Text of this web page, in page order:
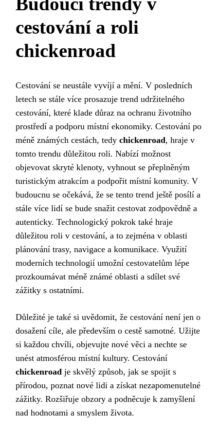
cestování a roli
chickenroad
Cestování se neustále vyvíjí a mění. V posledních
letech se stále více prosazuje trend udržitelného
cestování, které klade důraz na ochranu životního
prostředí a podporu místní ekonomiky. Cestování po
méně známých cestách, tedy chickenroad, hraje v
tomto trendu důležitou roli. Nabízí možnost
objevovat skryté klenoty, vyhnout se přeplněným
turistickým atrakcím a podpořit místní komunity. V
budoucnu se očekává, že se tento trend ještě posílí a
stále více lidí se bude snažit cestovat zodpovědně a
autenticky. Technologický pokrok také hraje
důležitou roli v cestování, a to zejména v oblasti
plánování trasy, navigace a komunikace. Využití
moderních technologií umožní cestovatelům lépe
prozkoumávat méně známé oblasti a sdílet své
zážitky s ostatními.
Důležité je také si uvědomit, že cestování není jen o
dosažení cíle, ale především o cestě samotné. Užijte
si každou chvíli, objevujte nové věci a nechte se
unést atmosférou místní kultury. Cestování
chickenroad je skvělý způsob, jak se spojit s
přírodou, poznat nové lidi a získat nezapomenutelné
zážitky. Rozšiřuje obzory a podněcuje k zamyšlení
nad hodnotami a smyslem života.